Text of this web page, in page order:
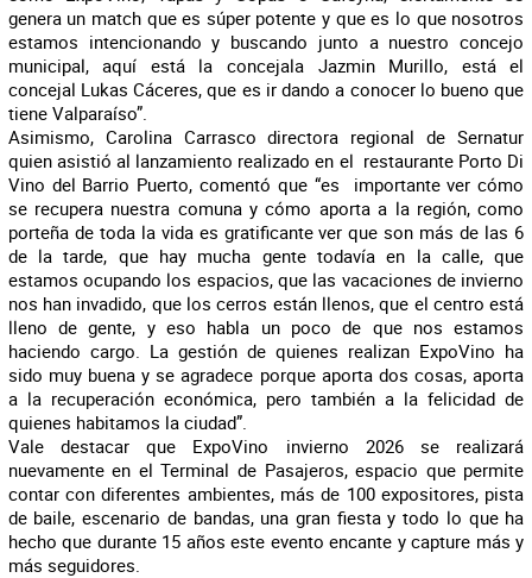
genera un match que es súper potente y que es lo que nosotros
estamos intencionando y buscando junto a nuestro concejo
municipal, aquí está la concejala Jazmin Murillo, está el
concejal Lukas Cáceres, que es ir dando a conocer lo bueno que
tiene Valparaíso”.
Asimismo, Carolina Carrasco directora regional de Sernatur
quien asistió al lanzamiento realizado en el restaurante Porto Di
Vino del Barrio Puerto, comentó que “es importante ver cómo
se recupera nuestra comuna y cómo aporta a la región, como
porteña de toda la vida es gratificante ver que son más de las 6
de la tarde, que hay mucha gente todavía en la calle, que
estamos ocupando los espacios, que las vacaciones de invierno
nos han invadido, que los cerros están llenos, que el centro está
lleno de gente, y eso habla un poco de que nos estamos
haciendo cargo. La gestión de quienes realizan ExpoVino ha
sido muy buena y se agradece porque aporta dos cosas, aporta
a la recuperación económica, pero también a la felicidad de
quienes habitamos la ciudad”.
Vale destacar que ExpoVino invierno 2026 se realizará
nuevamente en el Terminal de Pasajeros, espacio que permite
contar con diferentes ambientes, más de 100 expositores, pista
de baile, escenario de bandas, una gran fiesta y todo lo que ha
hecho que durante 15 años este evento encante y capture más y
más seguidores.